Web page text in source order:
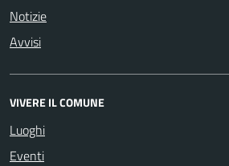
Notizie
Avvisi
VIVERE IL COMUNE
Luoghi
Eventi